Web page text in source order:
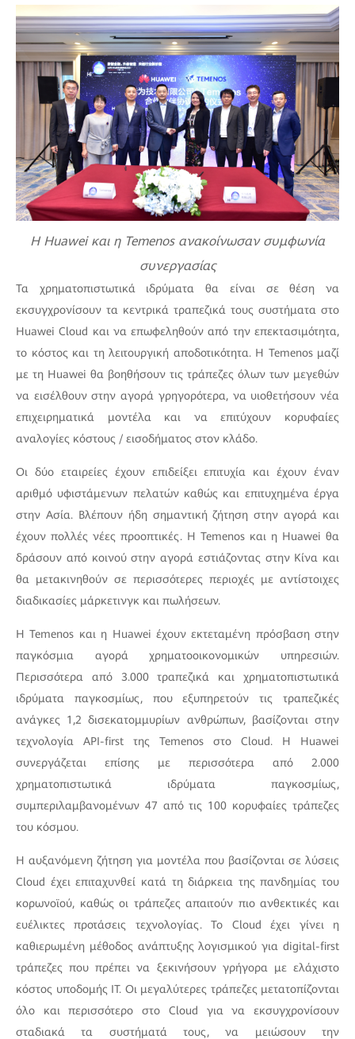
Η Huawei και η Temenos ανακοίνωσαν συμφωνία
συνεργασίας
Τα χρηματοπιστωτικά ιδρύματα θα είναι σε θέση να
εκσυγχρονίσουν τα κεντρικά τραπεζικά τους συστήματα στο
Huawei Cloud και να επωφεληθούν από την επεκτασιμότητα,
το κόστος και τη λειτουργική αποδοτικότητα. Η Temenos μαζί
με τη Huawei θα βοηθήσουν τις τράπεζες όλων των μεγεθών
να εισέλθουν στην αγορά γρηγορότερα, να υιοθετήσουν νέα
επιχειρηματικά μοντέλα και να επιτύχουν κορυφαίες
αναλογίες κόστους / εισοδήματος στον κλάδο.
Οι δύο εταιρείες έχουν επιδείξει επιτυχία και έχουν έναν
αριθμό υφιστάμενων πελατών καθώς και επιτυχημένα έργα
στην Ασία. Βλέπουν ήδη σημαντική ζήτηση στην αγορά και
έχουν πολλές νέες προοπτικές. Η Temenos και η Huawei θα
δράσουν από κοινού στην αγορά εστιάζοντας στην Κίνα και
θα μετακινηθούν σε περισσότερες περιοχές με αντίστοιχες
διαδικασίες μάρκετινγκ και πωλήσεων.
Η Temenos και η Huawei έχουν εκτεταμένη πρόσβαση στην
παγκόσμια αγορά χρηματοοικονομικών υπηρεσιών.
Περισσότερα από 3.000 τραπεζικά και χρηματοπιστωτικά
ιδρύματα παγκοσμίως, που εξυπηρετούν τις τραπεζικές
ανάγκες 1,2 δισεκατομμυρίων ανθρώπων, βασίζονται στην
τεχνολογία API-first της Temenos στο Cloud. Η Huawei
συνεργάζεται επίσης με περισσότερα από 2.000
χρηματοπιστωτικά ιδρύματα παγκοσμίως,
συμπεριλαμβανομένων 47 από τις 100 κορυφαίες τράπεζες
του κόσμου.
Η αυξανόμενη ζήτηση για μοντέλα που βασίζονται σε λύσεις
Cloud έχει επιταχυνθεί κατά τη διάρκεια της πανδημίας του
κορωνοϊού, καθώς οι τράπεζες απαιτούν πιο ανθεκτικές και
ευέλικτες προτάσεις τεχνολογίας. Το Cloud έχει γίνει η
καθιερωμένη μέθοδος ανάπτυξης λογισμικού για digital-first
τράπεζες που πρέπει να ξεκινήσουν γρήγορα με ελάχιστο
κόστος υποδομής IT. Οι μεγαλύτερες τράπεζες μετατοπίζονται
όλο και περισσότερο στο Cloud για να εκσυγχρονίσουν
σταδιακά τα συστήματά τους, να μειώσουν την